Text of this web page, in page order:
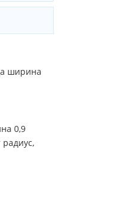
ширина
0,9